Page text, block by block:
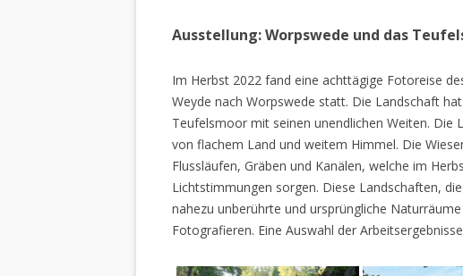
Ausstellung: Worpswede und das
Im Herbst 2022 fand eine achttägige Fotoreise
Weyde nach Worpswede statt. Die Landschaft
Teufelsmoor mit seinen unendlichen Weiten. Die
von flachem Land und weitem Himmel. Die
Flussläufen, Gräben und Kanälen, welche im
Lichtstimmungen sorgen. Diese Landschaften,
nahezu unberührte und ursprüngliche
Fotografieren. Eine Auswahl der